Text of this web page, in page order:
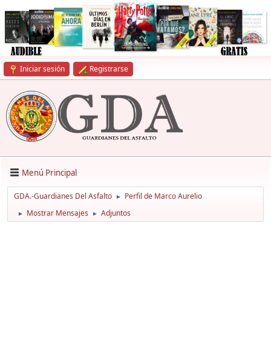
Iniciar sesión Registrarse
Menú Principal
GDA.-Guardianes Del Asfalto ► Perfil de Marco Aurelio
► Mostrar Mensajes ► Adjuntos